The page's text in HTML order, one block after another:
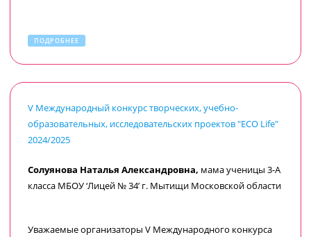
предоставленную возможность детям проявить себя, а
родителям испытать гордость за своего ребёнка!
ПОДРОБНЕЕ
V Международный конкурс творческих, учебно-
образовательных, исследовательских проектов "ECO Life"
2024/2025
Солуянова Наталья Александровна, мама ученицы 3-А
класса МБОУ ‘Лицей № 34’ г. Мытищи Московской области
Уважаемые организаторы V Международного конкурса